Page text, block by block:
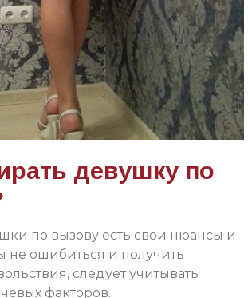
девушку по
по вызову есть свои нюансы и
не ошибиться и получить
следует учитывать
факторов.